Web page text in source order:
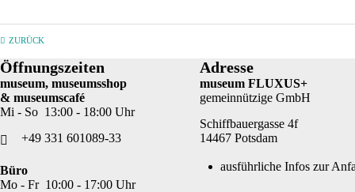
ZURÜCK
Öffnungszeiten
museum, museumsshop
& museumscafé
Mi - So 13:00 - 18:00 Uhr
+49 331 601089-33
Büro
Mo - Fr 10:00 - 17:00 Uhr
Adresse
museum FLUXUS+
gemeinnützige GmbH
Schiffbauergasse 4f
14467 Potsdam
ausführliche Infos zur